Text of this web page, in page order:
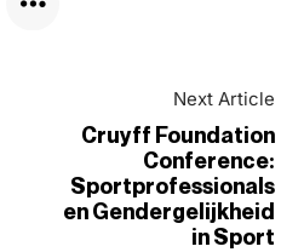
Next Article
Cruyff Foundation
Conference:
Sportprofessionals
en Gendergelijkheid
in Sport